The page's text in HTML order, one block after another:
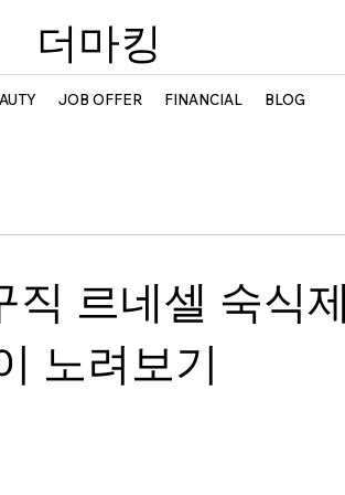
​더마킹
JOB OFFER FINANCIAL BLOG
직 르네셀 숙식
노려보기